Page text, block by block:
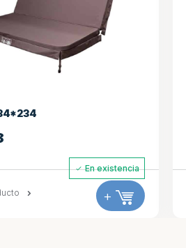
En existencia
+